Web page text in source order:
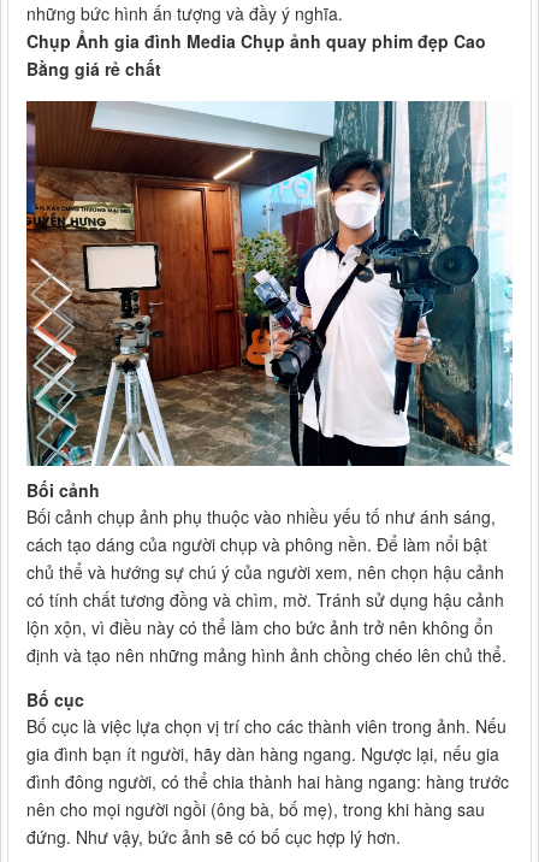
những bức hình ấn tượng và đầy ý nghĩa.
Chụp Ảnh gia đình Media Chụp ảnh quay phim đẹp Cao
Bằng giá rẻ chất
Bối cảnh
Bối cảnh chụp ảnh phụ thuộc vào nhiều yếu tố như ánh sáng,
cách tạo dáng của người chụp và phông nền. Để làm nổi bật
chủ thể và hướng sự chú ý của người xem, nên chọn hậu cảnh
có tính chất tương đồng và chìm, mờ. Tránh sử dụng hậu cảnh
lộn xộn, vì điều này có thể làm cho bức ảnh trở nên không ổn
định và tạo nên những mảng hình ảnh chồng chéo lên chủ thể.
Bố cục
Bố cục là việc lựa chọn vị trí cho các thành viên trong ảnh. Nếu
gia đình bạn ít người, hãy dàn hàng ngang. Ngược lại, nếu gia
đình đông người, có thể chia thành hai hàng ngang: hàng trước
nên cho mọi người ngồi (ông bà, bố mẹ), trong khi hàng sau
đứng. Như vậy, bức ảnh sẽ có bố cục hợp lý hơn.